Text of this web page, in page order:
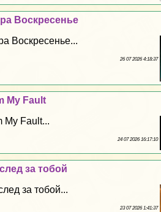
Воскресенье
Воскресенье...
26 07 2026 4:18:37
My Fault
My Fault...
24 07 2026 16:17:10
за тобой
за тобой...
23 07 2026 1:41:37